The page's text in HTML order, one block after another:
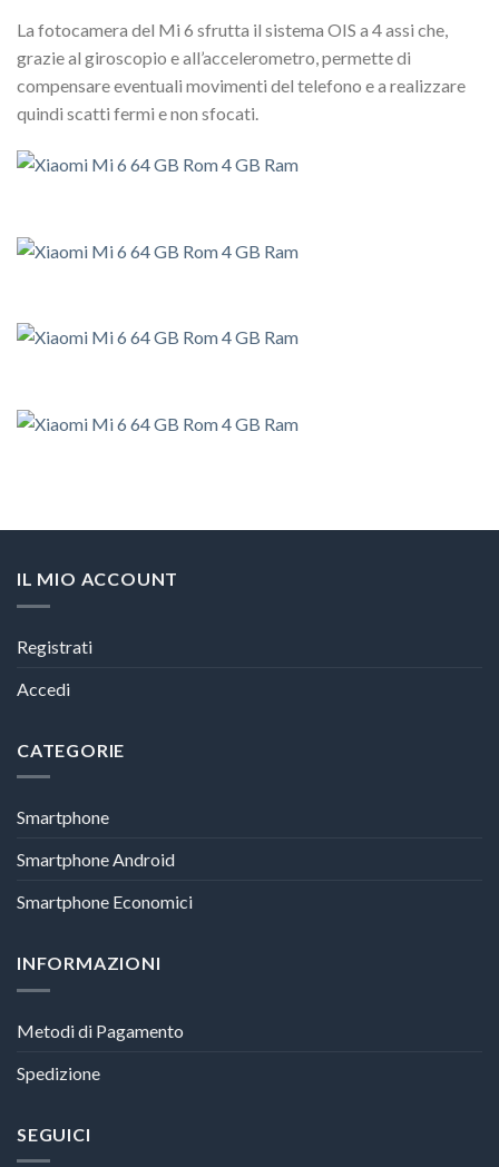
La fotocamera del Mi 6 sfrutta il sistema OIS a 4 assi che,
grazie al giroscopio e all’accelerometro, permette di
compensare eventuali movimenti del telefono e a realizzare
quindi scatti fermi e non sfocati.
IL MIO ACCOUNT
Registrati
Accedi
CATEGORIE
Smartphone
Smartphone Android
Smartphone Economici
INFORMAZIONI
Metodi di Pagamento
Spedizione
SEGUICI